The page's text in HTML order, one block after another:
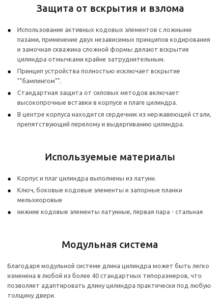
Защита от вскрытия и взлома
Использование активных кодовых элементов с ложными
пазами, применение двух независимых принципов кодирования
и замочная скважина сложной формы делают вскрытие
цилиндра отмычками крайне затруднительным.
Принцип устройства полностью исключает вскрытие
""бампингом"".
Стандартная защита от силовых методов включает
высокопрочные вставки в корпусе и плаге цилиндра.
В центре корпуса находится сердечник из нержавеющей стали,
препятствующий перелому и выдергиванию цилиндра.
Используемые материалы
Корпус и плаг цилиндра выполнены из латуни.
Ключ, боковые кодовые элементы и запорные планки
мельхиоровые
нижние кодовые элементы латунные, первая пара - стальная
Модульная система
Благодаря модульной системе длина цилиндра может быть легко
изменена в любой из более 40 стандартных типоразмеров, что
позволяет адаптировать длину цилиндра практически под любую
толщину двери.